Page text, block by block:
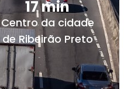
17 min
Centro da cidade
de Ribeirão Preto